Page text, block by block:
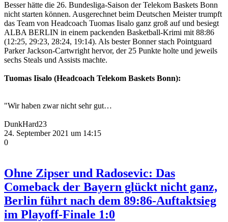
Besser hätte die 26. Bundesliga-Saison der Telekom Baskets Bonn
nicht starten können. Ausgerechnet beim Deutschen Meister trumpft
das Team von Headcoach Tuomas Iisalo ganz groß auf und besiegt
ALBA BERLIN in einem packenden Basketball-Krimi mit 88:86
(12:25, 29:23, 28:24, 19:14). Als bester Bonner stach Pointguard
Parker Jackson-Cartwright hervor, der 25 Punkte holte und jeweils
sechs Steals und Assists machte.
Tuomas Iisalo (Headcoach Telekom Baskets Bonn):
"Wir haben zwar nicht sehr gut…
DunkHard23
24. September 2021 um 14:15
0
Ohne Zipser und Radosevic: Das
Comeback der Bayern glückt nicht ganz,
Berlin führt nach dem 89:86-Auftaktsieg
im Playoff-Finale 1:0